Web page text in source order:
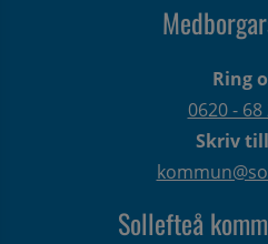
Ring
0620 - 68
Skriv
Sollefteå